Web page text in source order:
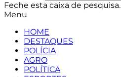
Feche esta caixa de pesquisa.
Menu
HOME
DESTAQUES
POLÍCIA
AGRO
POLÍTICA